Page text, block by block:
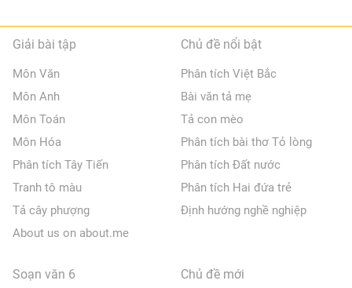
Giải bài tập
Môn Văn
Môn Anh
Môn Toán
Môn Hóa
Phân tích Tây Tiến
Tranh tô màu
Tả cây phượng
About us on about.me
Chủ đề nổi bật
Phân tích Việt Bắc
Bài văn tả mẹ
Tả con mèo
Phân tích bài thơ Tỏ lòng
Phân tích Đất nước
Phân tích Hai đứa trẻ
Định hướng nghề nghiệp
Soạn văn 6 Chủ đề mới